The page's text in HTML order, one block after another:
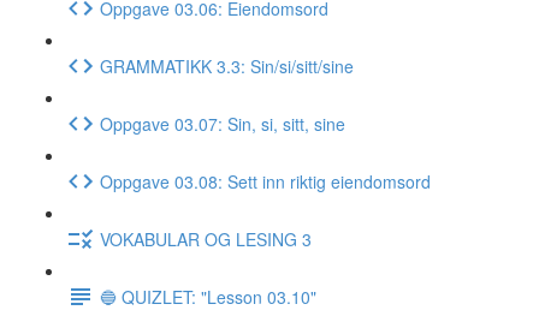
Oppgave 03.06: Eiendomsord
GRAMMATIKK 3.3: Sin/si/sitt/sine
Oppgave 03.07: Sin, si, sitt, sine
Oppgave 03.08: Sett inn riktig eiendomsord
VOKABULAR OG LESING 3
🔵 QUIZLET: "Lesson 03.10"